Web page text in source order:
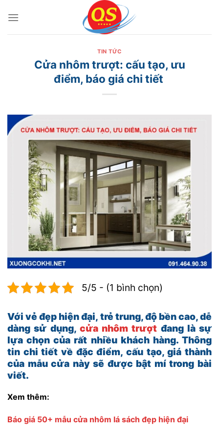
qua
TIN TỨC
Cửa nhôm trượt: cấu tạo, ưu
điểm, báo giá chi tiết
5/5 - (1 bình chọn)
Với vẻ đẹp hiện đại, trẻ trung, độ bền cao, dễ
dàng sử dụng, cửa nhôm trượt đang là sự
lựa chọn của rất nhiều khách hàng. Thông
tin chi tiết về đặc điểm, cấu tạo, giá thành
của mẫu cửa này sẽ được bật mí trong bài
viết.
Xem thêm:
Báo giá 50+ mẫu cửa nhôm lá sách đẹp hiện đại